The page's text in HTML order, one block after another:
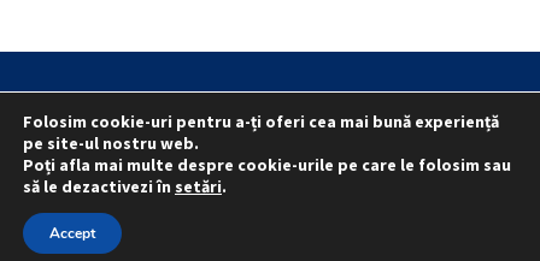
Statut
Reprezentativitate M.A.I.
Reprezentativitate I.G.P.R. și I.P.J.-uri
Politica folosirii cookie-urilor
Politica de confidențialitate
Folosim cookie-uri pentru a-ți oferi cea mai bună experiență
pe site-ul nostru web.
Poți afla mai multe despre cookie-urile pe care le folosim sau
să le dezactivezi în setări.
Accept